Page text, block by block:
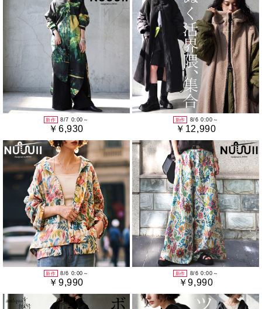
新作 8/7 0:00～
￥6,930
新作 8/6 0:00～
￥12,990
新作 8/6 0:00～
￥9,990
新作 8/6 0:00～
￥9,990